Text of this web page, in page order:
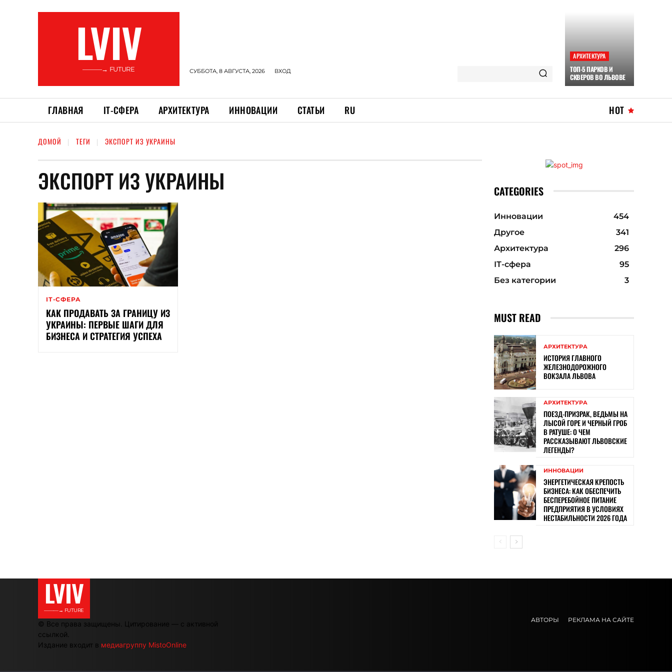
LVIV
———→ FUTURE СУББОТА, 8 АВГУСТА, 2026 ВХОД
АРХИТЕКТУРА
ТОП-5 ПАРКОВ И
СКВЕРОВ ВО ЛЬВОВЕ
ГЛАВНАЯ ІТ-СФЕРА АРХИТЕКТУРА ИННОВАЦИИ СТАТЬИ RU HOT
ДОМОЙ ТЕГИ ЭКСПОРТ ИЗ УКРАИНЫ
ЭКСПОРТ ИЗ УКРАИНЫ
ІТ-СФЕРА
КАК ПРОДАВАТЬ ЗА ГРАНИЦУ ИЗ
УКРАИНЫ: ПЕРВЫЕ ШАГИ ДЛЯ
БИЗНЕСА И СТРАТЕГИЯ УСПЕХА
CATEGORIES
Инновации
454
Другое
341
Архитектура
296
ІТ-сфера
95
Без категории
3
MUST READ
АРХИТЕКТУРА
ИСТОРИЯ ГЛАВНОГО
ЖЕЛЕЗНОДОРОЖНОГО
ВОКЗАЛА ЛЬВОВА
АРХИТЕКТУРА
ПОЕЗД-ПРИЗРАК, ВЕДЬМЫ НА
ЛЫСОЙ ГОРЕ И ЧЕРНЫЙ ГРОБ
В РАТУШЕ: О ЧЕМ
РАССКАЗЫВАЮТ ЛЬВОВСКИЕ
ЛЕГЕНДЫ?
ИННОВАЦИИ
ЭНЕРГЕТИЧЕСКАЯ КРЕПОСТЬ
БИЗНЕСА: КАК ОБЕСПЕЧИТЬ
БЕСПЕРЕБОЙНОЕ ПИТАНИЕ
ПРЕДПРИЯТИЯ В УСЛОВИЯХ
НЕСТАБИЛЬНОСТИ 2026 ГОДА
LVIV
———→ FUTURE
© Все права защищены. Цитирование — с активной
ссылкой.
Издание входит в медиагруппу MistoOnline
АВТОРЫ РЕКЛАМА НА САЙТЕ